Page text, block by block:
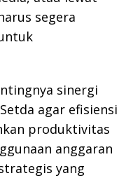
segera
sinergi
agar efisiensi
produktivitas
anggaran
yang